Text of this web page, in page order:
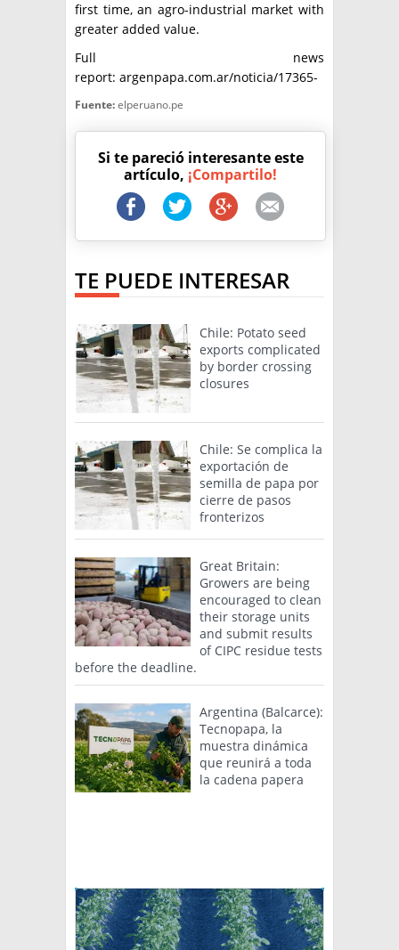
first time, an agro-industrial market with
greater added value.
Full news
report: argenpapa.com.ar/noticia/17365-
Fuente:elperuano.pe
Si te pareció interesante este
artículo, ¡Compartilo!
TE PUEDE INTERESAR
Chile: Potato seed
exports complicated
by border crossing
closures
Chile: Se complica la
exportación de
semilla de papa por
cierre de pasos
fronterizos
Great Britain:
Growers are being
encouraged to clean
their storage units
and submit results
of CIPC residue tests
before the deadline.
Argentina (Balcarce):
Tecnopapa, la
muestra dinámica
que reunirá a toda
la cadena papera